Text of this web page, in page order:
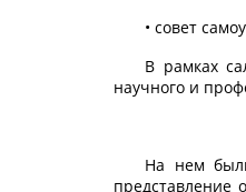
• совет
В рамках
научного и
На нем
представление